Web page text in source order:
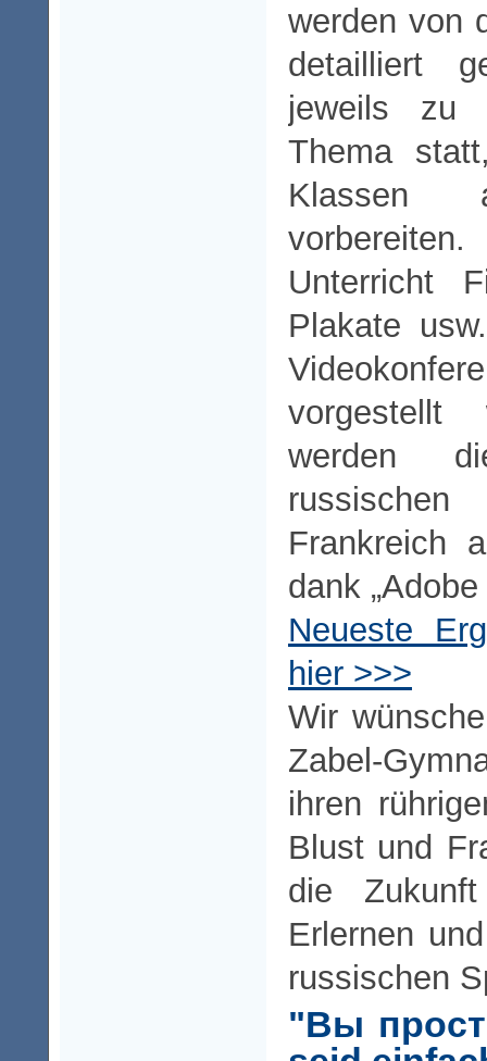
werden von
detailliert
jeweils zu
Thema
Klassen
Unterricht
Plakate
vorgestellt
werden
Frankreich
dank
Neueste
hier >>>
Wir
Zabel-
ihren
Blust und
die
Erlernen
russischen
"Вы